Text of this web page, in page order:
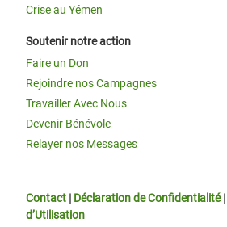
Crise au Yémen
Soutenir notre action
Faire un Don
Rejoindre nos Campagnes
Travailler Avec Nous
Devenir Bénévole
Relayer nos Messages
Contact | Déclaration de Confidentialité|
d’Utilisation